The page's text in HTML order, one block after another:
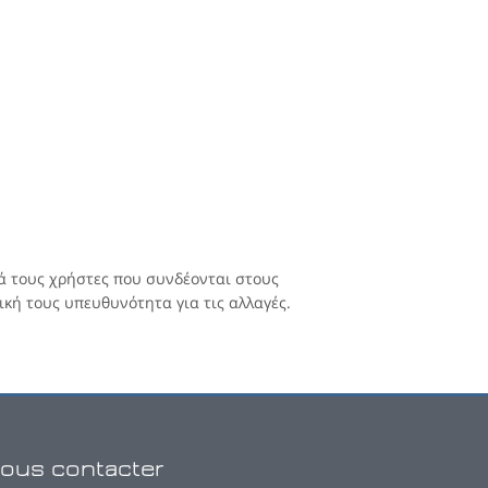
χρήστες που συνδέονται στους
τους υπευθυνότητα για τις αλλαγές.
contacter